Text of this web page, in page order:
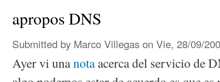
apropos DNS
Submitted by Marco Villegas on Vie, 28/09/
Ayer vi unanotaacerca del servicio de